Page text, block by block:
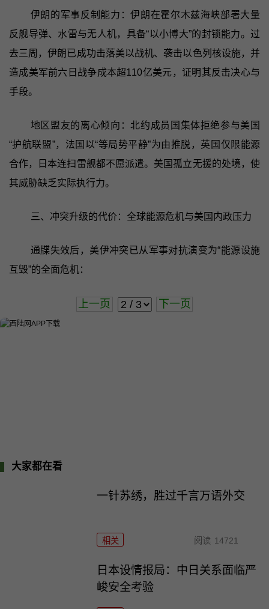
伊朗的军事反制能力：伊朗在霍尔木兹海峡部署大量
反舰导弹、水雷与无人机，具备“以小博大”的封锁能力。过
去三周，伊朗已成功击落美以战机、袭击以色列核设施，并
造成美军前六日战争成本超110亿美元，证明其反击决心与
手段。
地区盟友的离心倾向：北约成员国集体拒绝参与美国
“护航联盟”，法国以“等局势平静”为由推脱，英国仅限能源
合作，日本连扫雷舰都不愿派遣。美国孤立无援的处境，使
其威胁缺乏实际执行力。
三、冲突升级的代价：全球能源危机与美国内政压力
通牒失效后，美伊冲突已从军事对抗演变为“能源设施
互毁”的全面危机：
上一页 下一页
大家都在看
一针苏绣，胜过千言万语外交
相关 阅读 14721
日本设情报局：中日关系面临严
峻安全考验